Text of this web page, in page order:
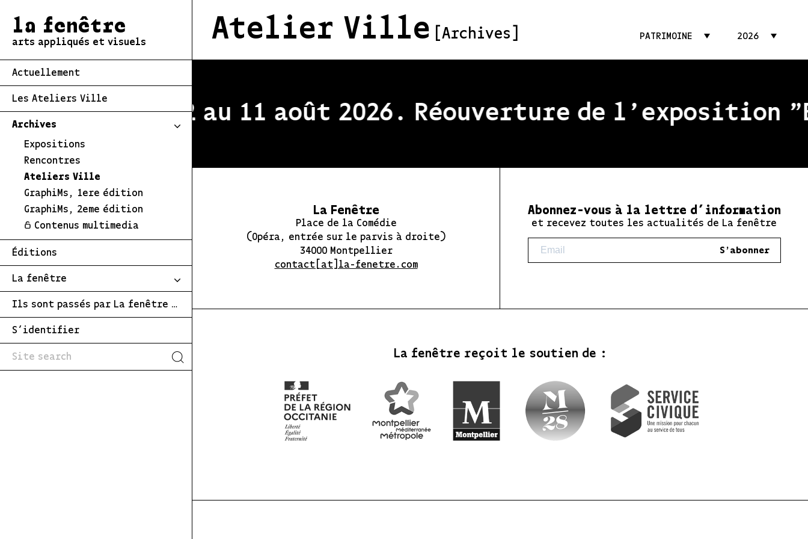
la fenêtre
arts appliqués et visuels
Actuellement
Les Ateliers Ville
Archives
Expositions
Rencontres
Ateliers Ville
GraphiMs, 1ere édition
GraphiMs, 2eme édition
Contenus multimedia
Éditions
La fenêtre
Ils sont passés par La fenêtre …
S’identifier
Atelier Ville [Archives] PATRIMOINE 2026
du 2 au 11 août 2026. Réouverture de l'exposition
La Fenêtre
Place de la Comédie
(Opéra, entrée sur le parvis à droite)
34000 Montpellier
contact[at]la-fenetre.com
Abonnez-vous à la lettre d’information
et recevez toutes les actualités de La fenêtre
S'abonner
La fenêtre reçoit le soutien de :